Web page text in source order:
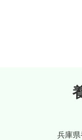
兵庫